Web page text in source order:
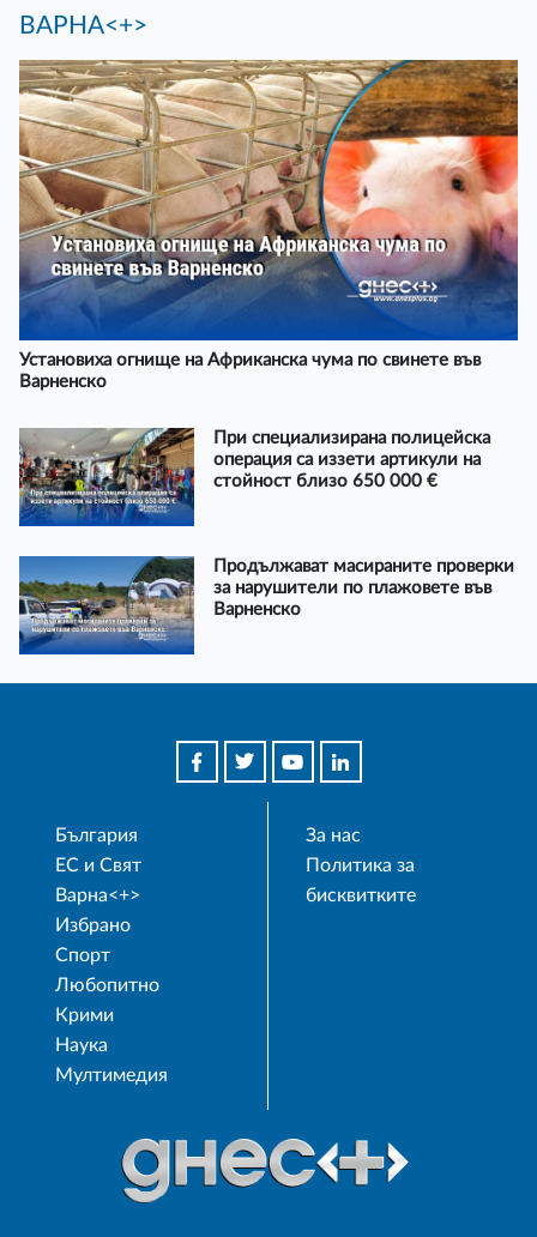
ВАРНА<+>
Установиха огнище на Африканска чума по свинете във
Варненско
При специализирана полицейска
операция са иззети артикули на
стойност близо 650 000 €
Продължават масираните проверки
за нарушители по плажовете във
Варненско
България
ЕС и Свят
Варна<+>
Избрано
Спорт
Любопитно
Крими
Наука
Мултимедия
За нас
Политика за
бисквитките